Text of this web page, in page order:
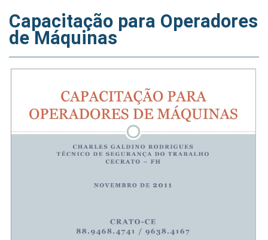
Capacitação para Operadores
de Máquinas